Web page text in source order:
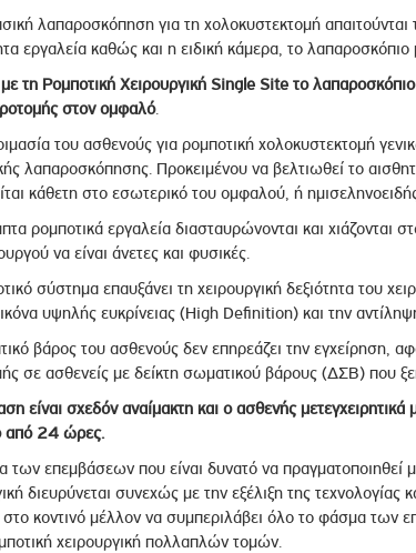
λαπαροσκόπηση για τη χολοκυστεκτομή
εργαλεία καθώς και η ειδική κάμερα, το λαπαροσκόπιο
με τη Ρομποτική Χειρουργική Single Site το
στον ομφαλό.
του ασθενούς για ρομποτική χολοκυστεκτομή
λαπαροσκόπησης. Προκειμένου να βελτιωθεί το
κάθετη στο εσωτερικό του ομφαλού, ή
ρομποτικά εργαλεία διασταυρώνονται και χιάζονται
να είναι άνετες και φυσικές.
σύστημα επαυξάνει τη χειρουργική δεξιότητα του
υψηλής ευκρίνειας (High Definition) και την
βάρος του ασθενούς δεν επηρεάζει την εγχείρηση,
σε ασθενείς με δείκτη σωματικού βάρους (ΔΣΒ) που
είναι σχεδόν αναίμακτη και ο ασθενής
από 24 ώρες.
των επεμβάσεων που είναι δυνατό να πραγματοποιηθεί
διευρύνεται συνεχώς με την εξέλιξη της
κοντινό μέλλον να συμπεριλάβει όλο το φάσμα των
χειρουργική πολλαπλών τομών.